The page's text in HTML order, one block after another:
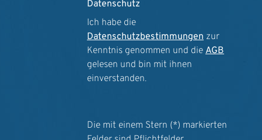
Datenschutz
Ich habe die
Datenschutzbestimmungen zur
Kenntnis genommen und die AGB
gelesen und bin mit ihnen
einverstanden.
Die mit einem Stern (*) markierten